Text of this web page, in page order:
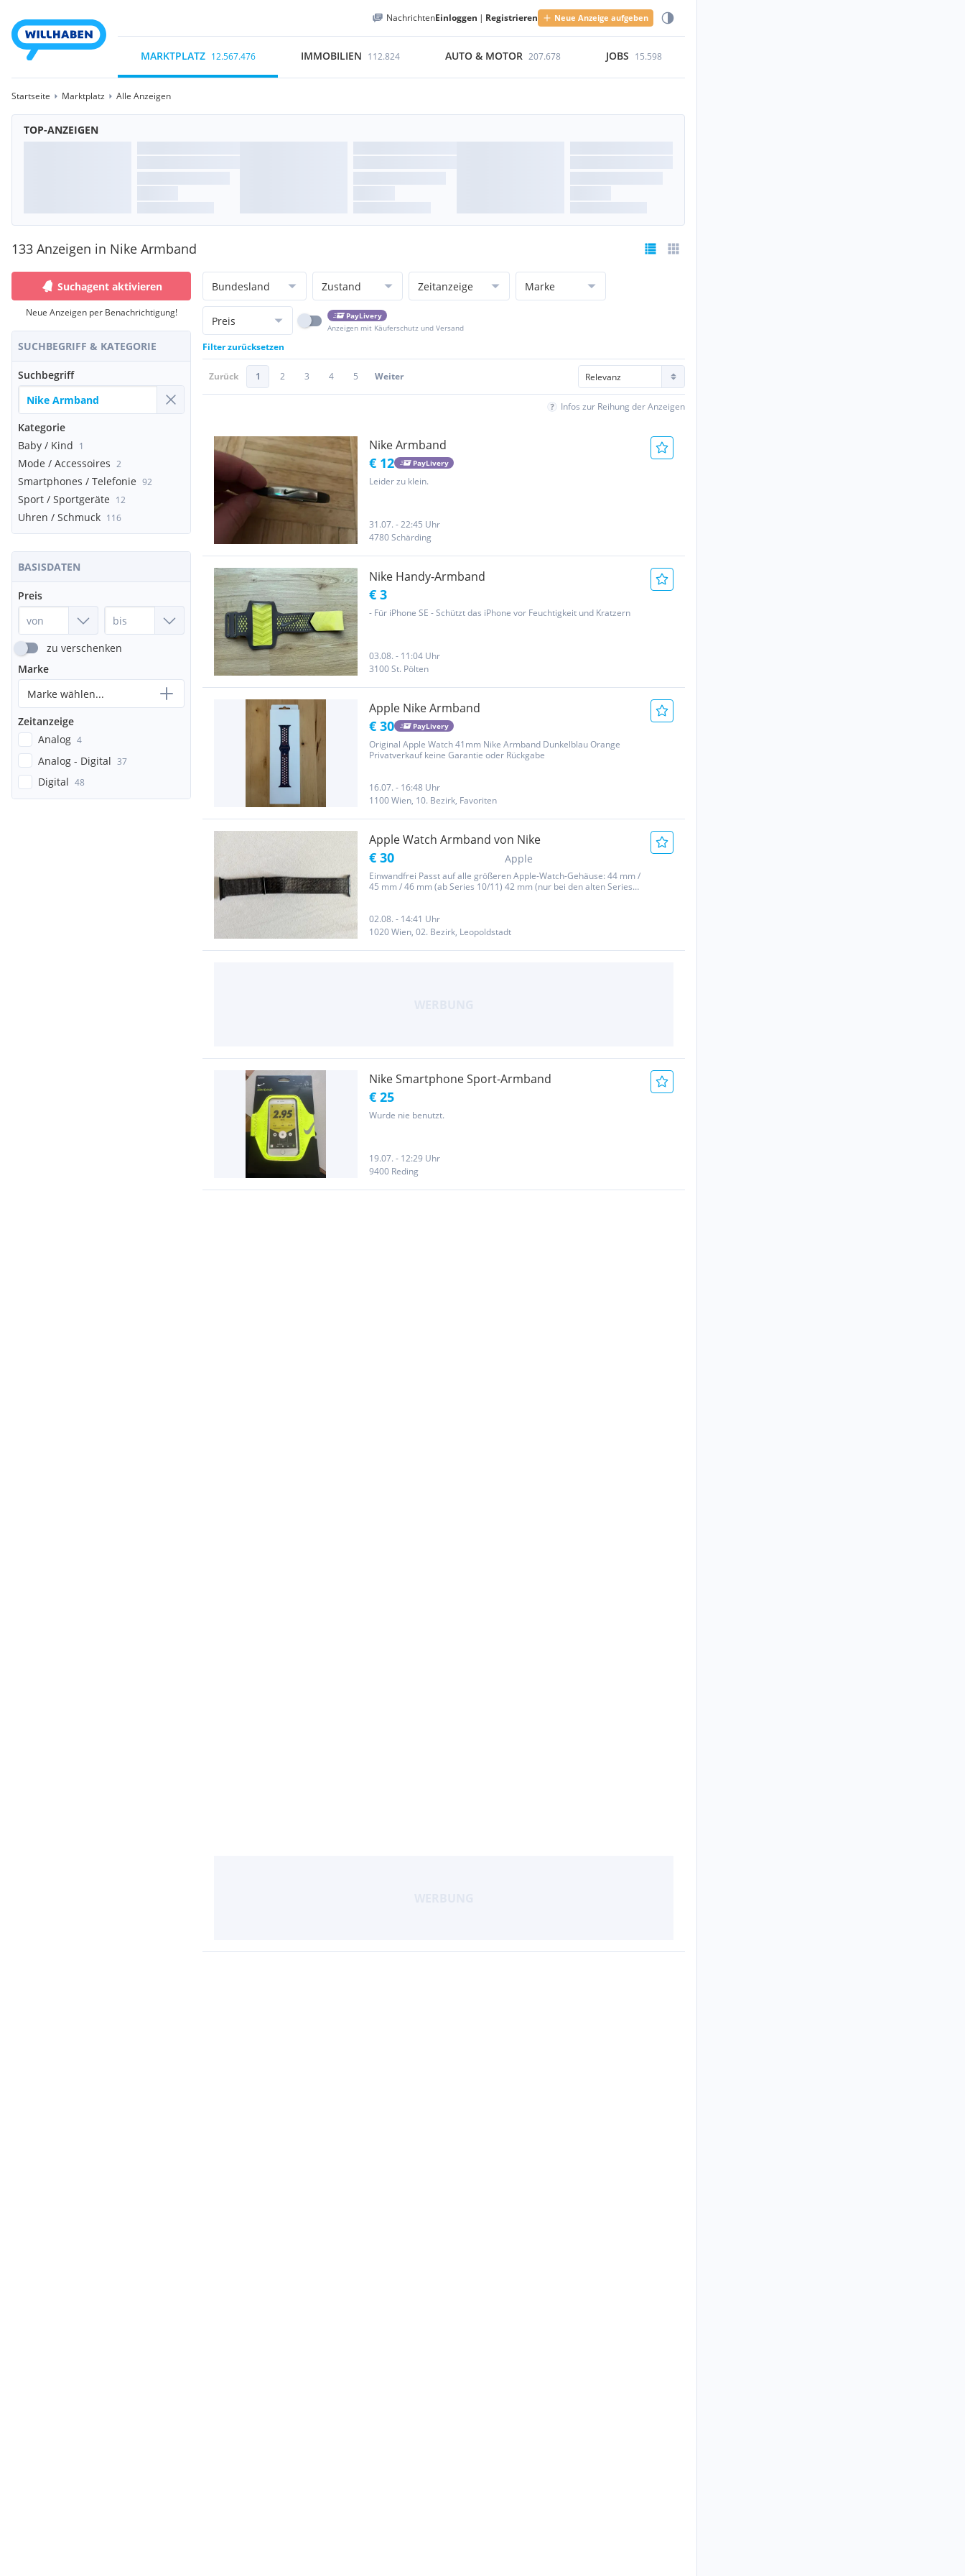
NachrichtenEinloggen | Registrieren Neue Anzeige aufgeben
MARKTPLATZ 12.567.476 IMMOBILIEN 112.824 AUTO & MOTOR 207.678 JOBS 15.598
Startseite Marktplatz Alle Anzeigen
TOP-ANZEIGEN
133 Anzeigen in Nike Armband
Suchagent aktivieren
Neue Anzeigen per Benachrichtigung!
SUCHBEGRIFF & KATEGORIE
Suchbegriff
Kategorie
Baby / Kind 1
Mode / Accessoires 2
Smartphones / Telefonie 92
Sport / Sportgeräte 12
Uhren / Schmuck 116
BASISDATEN
Preis
zu verschenken
Marke
Marke wählen...
Zeitanzeige
Analog 4
Analog - Digital 37
Digital 48
Bundesland Zustand Zeitanzeige Marke
Preis
PayLivery
Anzeigen mit Käuferschutz und Versand
Filter zurücksetzen
Zurück 1 2 3 4 5 Weiter
Infos zur Reihung der Anzeigen
Nike Armband
€ 12 PayLivery
Leider zu klein.
31.07. - 22:45 Uhr
4780 Schärding
Nike Handy-Armband
€ 3
- Für iPhone SE - Schützt das iPhone vor Feuchtigkeit und Kratzern
03.08. - 11:04 Uhr
3100 St. Pölten
Apple Nike Armband
€ 30 PayLivery
Original Apple Watch 41mm Nike Armband Dunkelblau Orange
Privatverkauf keine Garantie oder Rückgabe
16.07. - 16:48 Uhr
1100 Wien, 10. Bezirk, Favoriten
Apple Watch Armband von Nike
€ 30 Apple
Einwandfrei Passt auf alle größeren Apple-Watch-Gehäuse: 44 mm /
45 mm / 46 mm (ab Series 10/11) 42 mm (nur bei den alten Series 1
02.08. - 14:41 Uhr
1020 Wien, 02. Bezirk, Leopoldstadt
Nike Smartphone Sport-Armband
€ 25
Wurde nie benutzt.
19.07. - 12:29 Uhr
9400 Reding